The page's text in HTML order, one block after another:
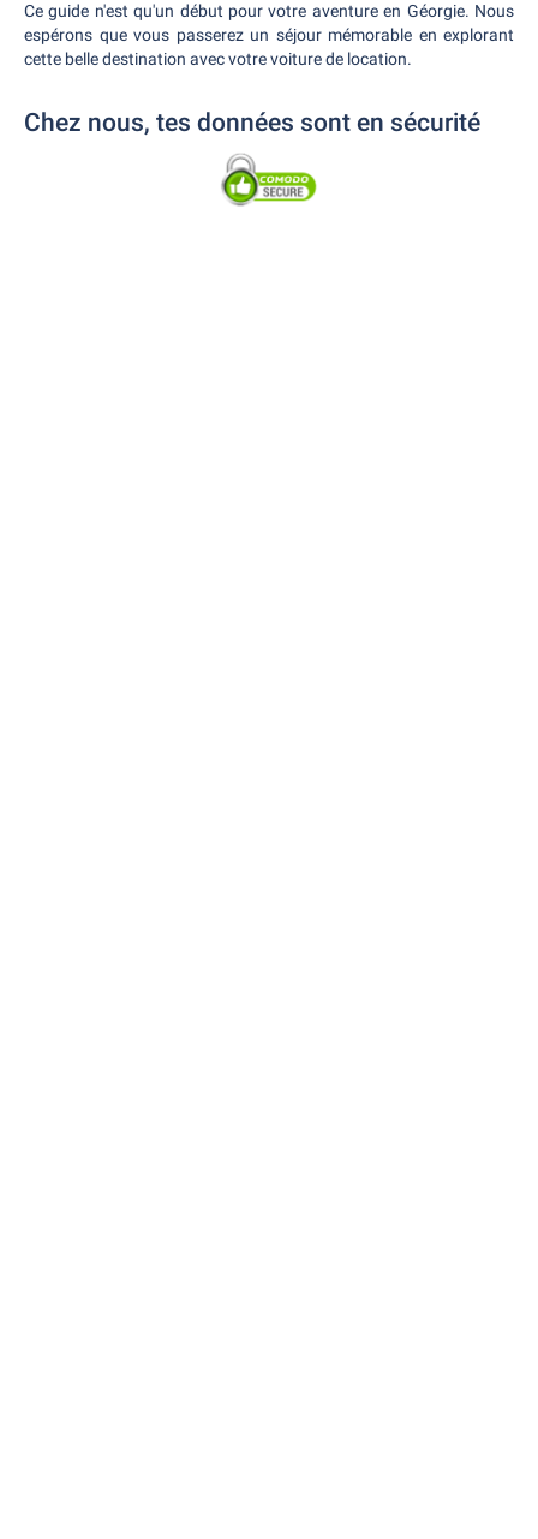
Ce guide n'est qu'un début pour votre aventure en Géorgie. Nous
espérons que vous passerez un séjour mémorable en explorant
cette belle destination avec votre voiture de location.
Chez nous, tes données sont en sécurité